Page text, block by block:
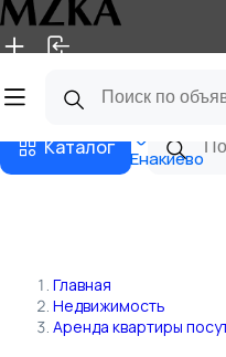
Главная Магазины
Каталог Енакиево
Главная
Недвижимость
Аренда квартиры